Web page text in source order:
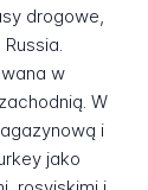
drogowe,
w
W
i
jako